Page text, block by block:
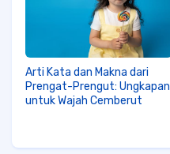
Arti Kata dan Makna dari
Prengat-Prengut: Ungkapan
untuk Wajah Cemberut